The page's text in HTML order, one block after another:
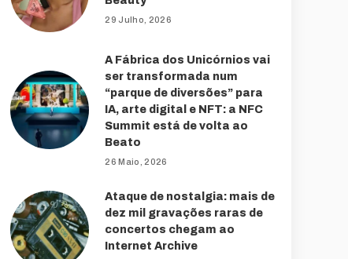
29 Julho, 2026
A Fábrica dos Unicórnios vai
ser transformada num
“parque de diversões” para
IA, arte digital e NFT: a NFC
Summit está de volta ao
Beato
26 Maio, 2026
Ataque de nostalgia: mais de
dez mil gravações raras de
concertos chegam ao
Internet Archive